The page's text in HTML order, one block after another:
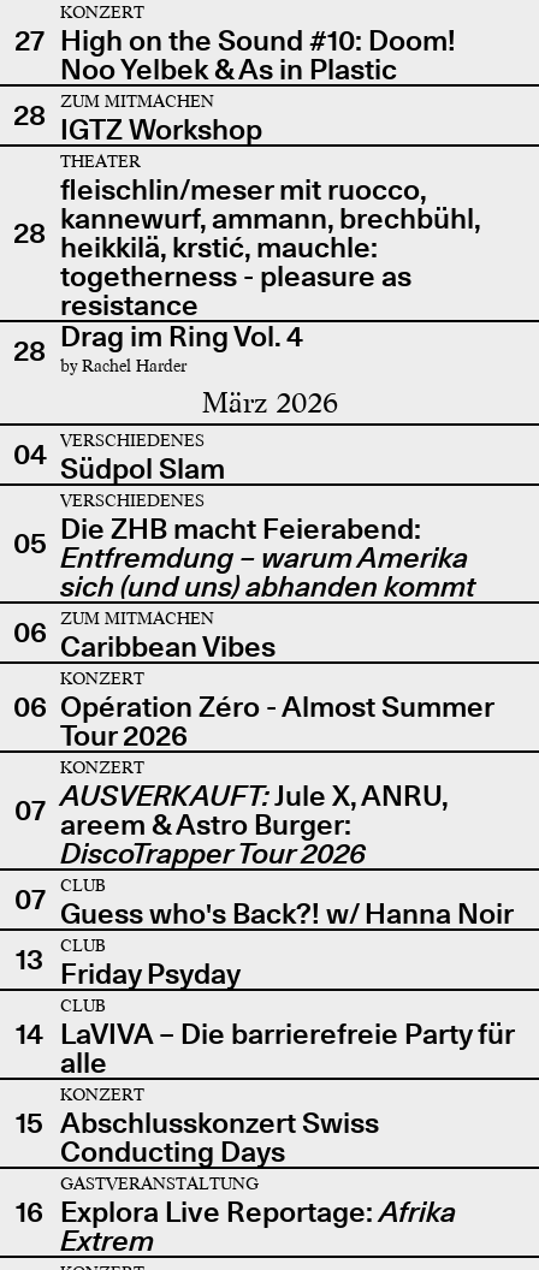
27
KONZERT
High on the Sound #10: Doom!
Noo Yelbek & As in Plastic
28
ZUM MITMACHEN
IGTZ Workshop
28
THEATER
fleischlin/meser mit ruocco,
kannewurf, ammann, brechbühl,
heikkilä, krstić, mauchle:
togetherness - pleasure as
resistance
28 Drag im Ring Vol. 4
by Rachel Harder
März 2026
04 VERSCHIEDENES
Südpol Slam
05
VERSCHIEDENES
Die ZHB macht Feierabend:
Entfremdung – warum Amerika
sich (und uns) abhanden kommt
06
ZUM MITMACHEN
Caribbean Vibes
06
KONZERT
Opération Zéro - Almost Summer
Tour 2026
07
KONZERT
AUSVERKAUFT:Jule X, ANRU,
areem & Astro Burger:
DiscoTrapper Tour 2026
07
CLUB
Guess who's Back?! w/ Hanna Noir
13
CLUB
Friday Psyday
14
CLUB
LaVIVA – Die barrierefreie Party für
alle
15
KONZERT
Abschlusskonzert Swiss
Conducting Days
16
GASTVERANSTALTUNG
Explora Live Reportage:Afrika
Extrem